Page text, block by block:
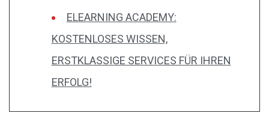
ELEARNING ACADEMY:
KOSTENLOSES WISSEN,
ERSTKLASSIGE SERVICES FÜR IHREN
ERFOLG!